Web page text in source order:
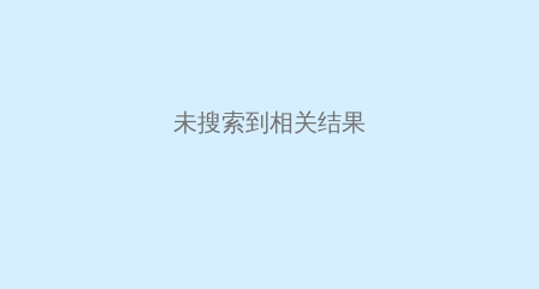
未搜索到相关结果